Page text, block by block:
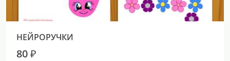
НЕЙРОРУЧКИ
80 ₽